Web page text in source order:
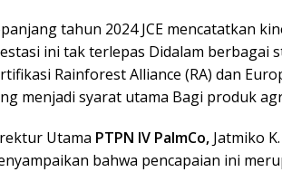
tahun 2024 JCE mencatatkan
ini tak terlepas Didalam berbagai
Rainforest Alliance (RA) dan
menjadi syarat utama Bagi produk
Utama PTPN IV PalmCo, Jatmiko
bahwa pencapaian ini